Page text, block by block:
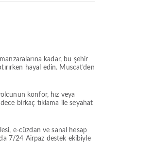
kadar, bu şehir
hayal edin. Muscat’den
konfor, hız veya
birkaç tıklama ile seyahat
e-cüzdan ve sanal hesap
7/24 Airpaz destek ekibiyle